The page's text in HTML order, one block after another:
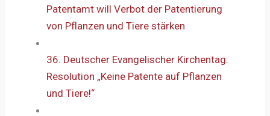
Patentamt will Verbot der Patentierung
von Pflanzen und Tiere stärken
36. Deutscher Evangelischer Kirchentag:
Resolution „Keine Patente auf Pflanzen
und Tiere!“